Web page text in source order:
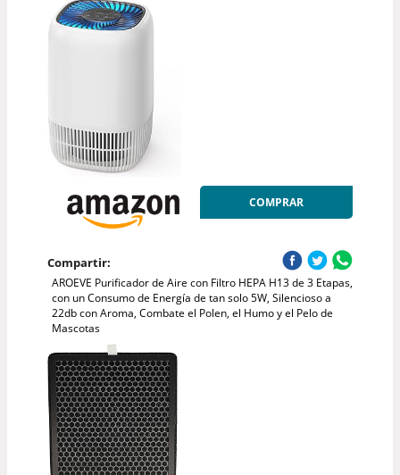
COMPRAR
Compartir:
AROEVE Purificador de Aire con Filtro HEPA H13 de 3 Etapas,
con un Consumo de Energía de tan solo 5W, Silencioso a
22db con Aroma, Combate el Polen, el Humo y el Pelo de
Mascotas